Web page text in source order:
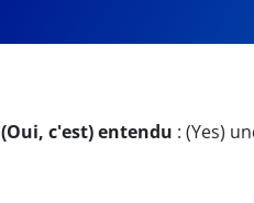
(Oui, c'est) entendu : (Yes)